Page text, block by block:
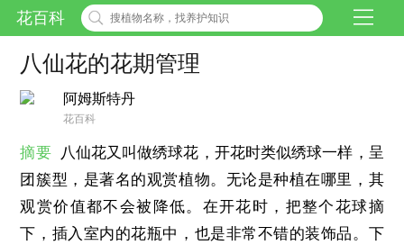
花百科
八仙花的花期管理
阿姆斯特丹
花百科
摘要
八仙花又叫做绣球花，开花时类似绣球一样，呈
团簇型，是著名的观赏植物。无论是种植在哪里，其
观赏价值都不会被降低。在开花时，把整个花球摘
下，插入室内的花瓶中，也是非常不错的装饰品。下